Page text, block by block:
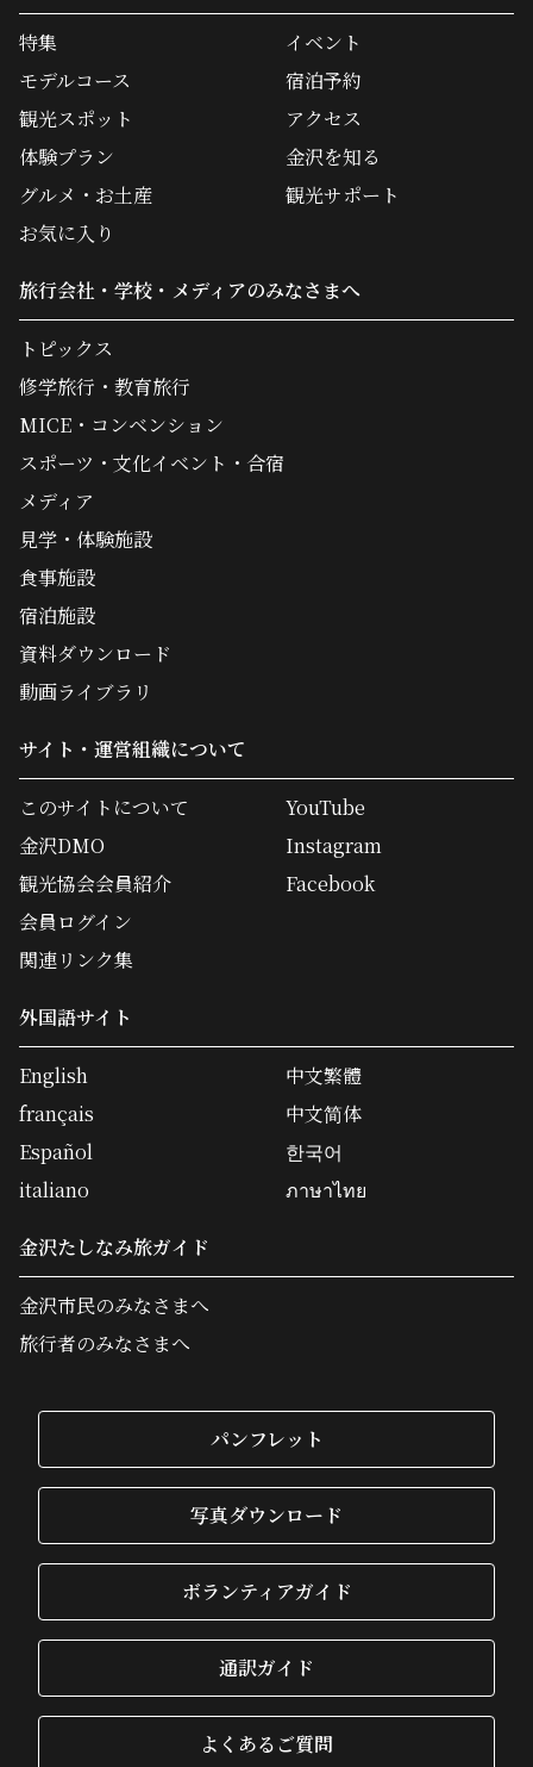
特集
モデルコース
観光スポット
体験プラン
グルメ・お土産
イベント
宿泊予約
アクセス
金沢を知る
観光サポート
お気に入り
旅行会社・学校・メディアのみなさまへ
トピックス
修学旅行・教育旅行
MICE・コンベンション
スポーツ・文化イベント・合宿
メディア
見学・体験施設
食事施設
宿泊施設
資料ダウンロード
動画ライブラリ
サイト・運営組織について
このサイトについて
金沢DMO
観光協会会員紹介
会員ログイン
関連リンク集
YouTube
Instagram
Facebook
外国語サイト
English
français
Español
italiano
中文繁體
中文简体
한국어
ภาษาไทย
金沢たしなみ旅ガイド
金沢市民のみなさまへ
旅行者のみなさまへ
パンフレット
写真ダウンロード
ボランティアガイド
通訳ガイド
よくあるご質問